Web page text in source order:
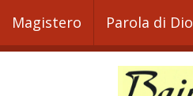
Magistero Parola di Dio